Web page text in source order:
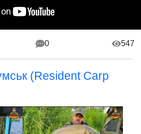
0 547
(Resident Carp